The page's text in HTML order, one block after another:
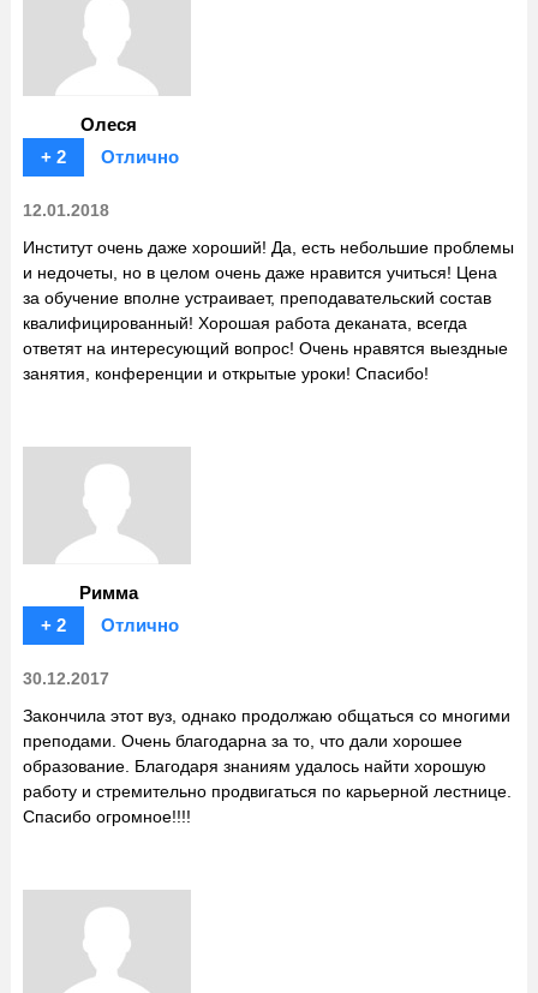
Олеся
+ 2
Отлично
12.01.2018
Институт очень даже хороший! Да, есть небольшие проблемы
и недочеты, но в целом очень даже нравится учиться! Цена
за обучение вполне устраивает, преподавательский состав
квалифицированный! Хорошая работа деканата, всегда
ответят на интересующий вопрос! Очень нравятся выездные
занятия, конференции и открытые уроки! Спасибо!
Римма
+ 2
Отлично
30.12.2017
Закончила этот вуз, однако продолжаю общаться со многими
преподами. Очень благодарна за то, что дали хорошее
образование. Благодаря знаниям удалось найти хорошую
работу и стремительно продвигаться по карьерной лестнице.
Спасибо огромное!!!!